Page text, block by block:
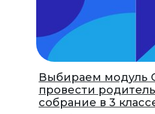
Выбираем модуль
провести
собрание в 3